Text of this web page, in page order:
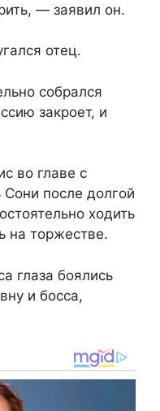
— заявил он.
отец.
собрался
закроет, и
во главе с
после долгой
ходить
на торжестве.
глаза боялись
и босса,